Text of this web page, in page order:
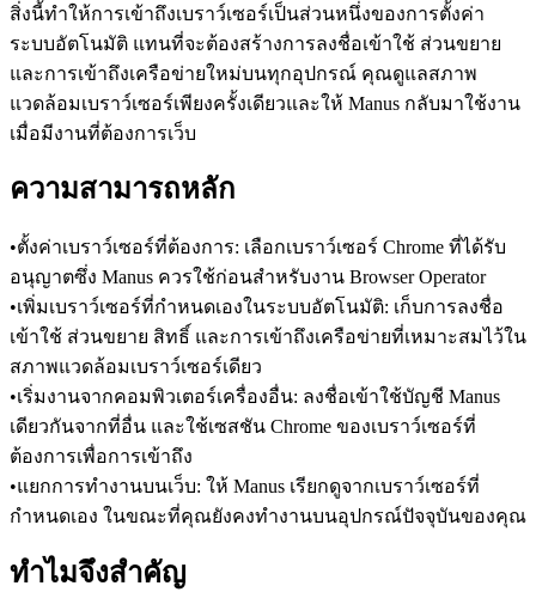
สิ่งนี้ทำให้การเข้าถึงเบราว์เซอร์เป็นส่วนหนึ่งของการตั้งค่า
ระบบอัตโนมัติ แทนที่จะต้องสร้างการลงชื่อเข้าใช้ ส่วนขยาย
และการเข้าถึงเครือข่ายใหม่บนทุกอุปกรณ์ คุณดูแลสภาพ
แวดล้อมเบราว์เซอร์เพียงครั้งเดียวและให้ Manus กลับมาใช้งาน
เมื่อมีงานที่ต้องการเว็บ
ความสามารถหลัก
•ตั้งค่าเบราว์เซอร์ที่ต้องการ: เลือกเบราว์เซอร์ Chrome ที่ได้รับ
อนุญาตซึ่ง Manus ควรใช้ก่อนสำหรับงาน Browser Operator
•เพิ่มเบราว์เซอร์ที่กำหนดเองในระบบอัตโนมัติ: เก็บการลงชื่อ
เข้าใช้ ส่วนขยาย สิทธิ์ และการเข้าถึงเครือข่ายที่เหมาะสมไว้ใน
สภาพแวดล้อมเบราว์เซอร์เดียว
•เริ่มงานจากคอมพิวเตอร์เครื่องอื่น: ลงชื่อเข้าใช้บัญชี Manus
เดียวกันจากที่อื่น และใช้เซสชัน Chrome ของเบราว์เซอร์ที่
ต้องการเพื่อการเข้าถึง
•แยกการทำงานบนเว็บ: ให้ Manus เรียกดูจากเบราว์เซอร์ที่
กำหนดเอง ในขณะที่คุณยังคงทำงานบนอุปกรณ์ปัจจุบันของคุณ
ทำไมจึงสำคัญ